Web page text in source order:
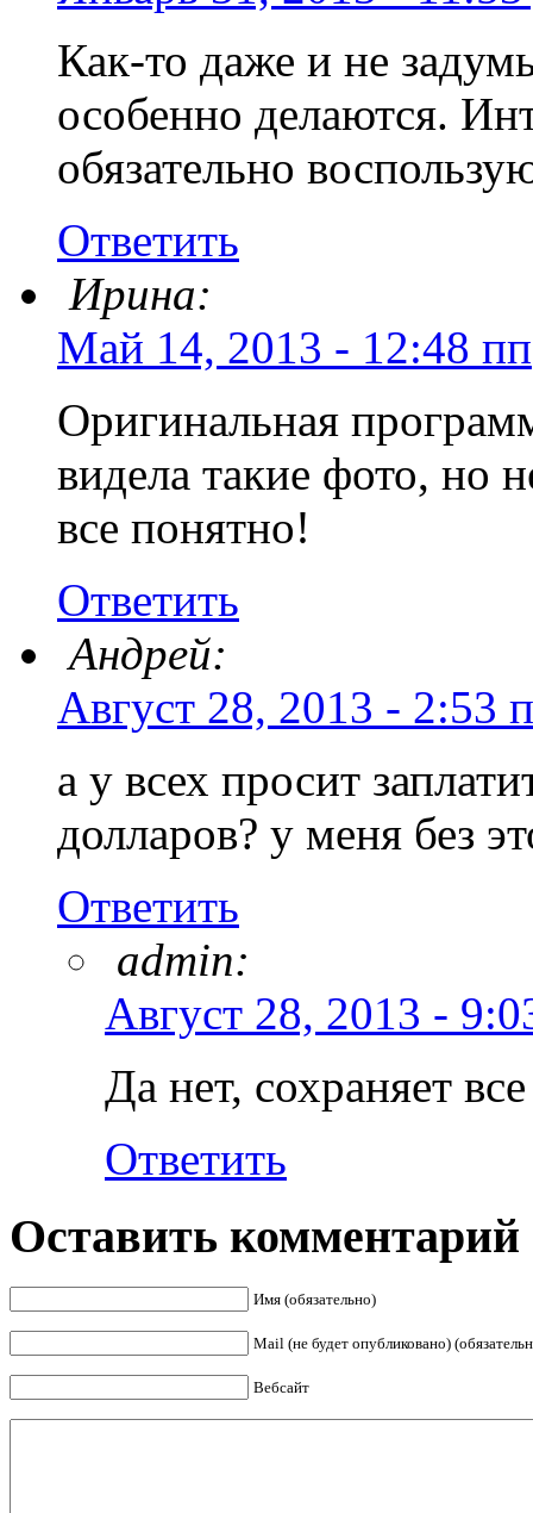
Как-то даже и не
особенно делаются.
обязательно
Ответить
Ирина:
Май 14, 2013 - 12:48 пп
Оригинальная
видела такие фото, но
все понятно!
Ответить
Андрей:
Август 28, 2013 - 2:53
а у всех просит
долларов? у меня без
Ответить
admin:
Август 28, 2013 -
Да нет, сохраняет
Ответить
Оставить комментарий
Имя (обязательно)
Mail (не будет опубликовано)
Вебсайт